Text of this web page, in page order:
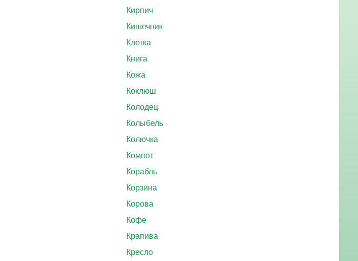
Кирпич
Кишечник
Клетка
Книга
Кожа
Коклюш
Колодец
Колыбель
Колючка
Компот
Корабль
Корзина
Корова
Кофе
Крапива
Кресло